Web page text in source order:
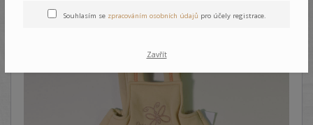
Souhlasím se zpracováním osobních údajů pro účely registrace.
Zavřít